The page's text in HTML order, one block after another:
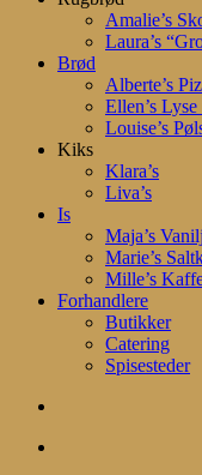
Amalie’s
Laura’s
Brød
Alberte’s
Ellen’s
Louise’s
Kiks
Klara’s
Liva’s
Is
Maja’s
Marie’s
Mille’s
Forhandlere
Butikker
Catering
Spisesteder